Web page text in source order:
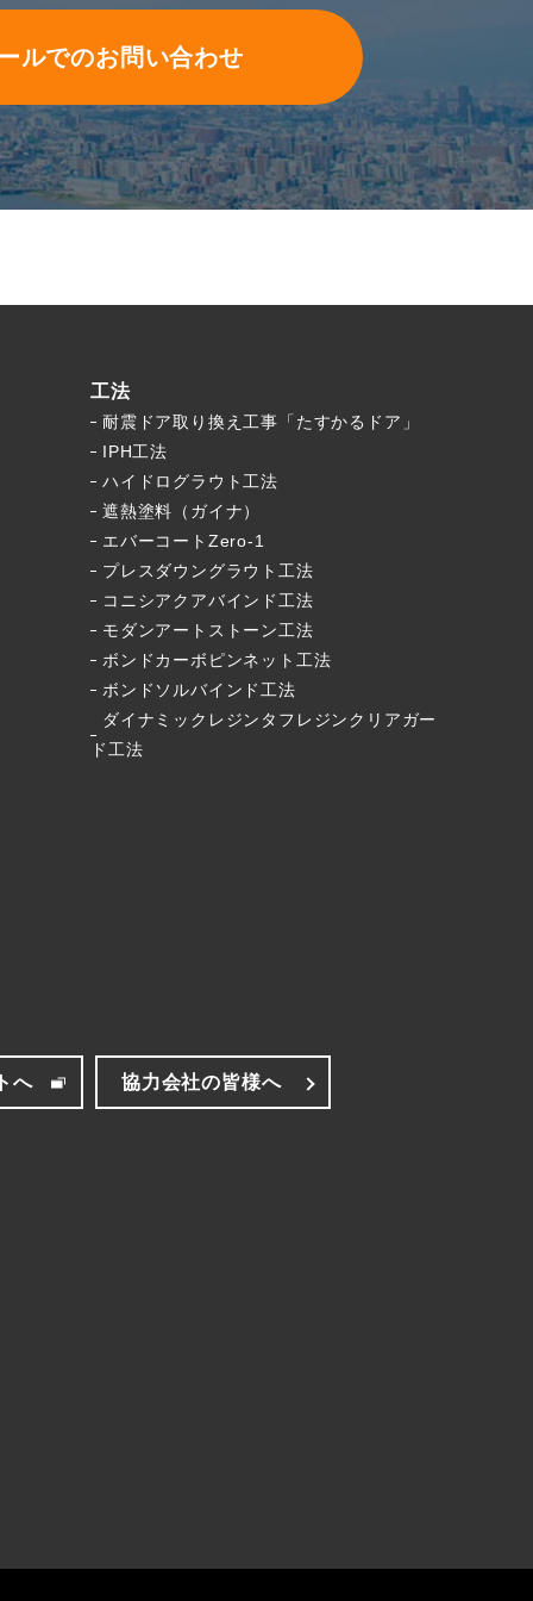
ルでのお問い合わせ
工法
耐震ドア取り換え工事「たすかるドア」
IPH工法
ハイドログラウト工法
遮熱塗料（ガイナ）
エバーコートZero-1
プレスダウングラウト工法
コニシアクアバインド工法
モダンアートストーン工法
ボンドカーボピンネット工法
ボンドソルバインド工法
ダイナミックレジンタフレジンクリアガー
ド工法
へ 協力会社の皆様へ